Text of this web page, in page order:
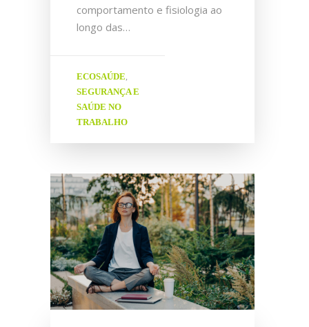
comportamento e fisiologia ao
longo das…
ECOSAÚDE,
SEGURANÇA E
SAÚDE NO
TRABALHO